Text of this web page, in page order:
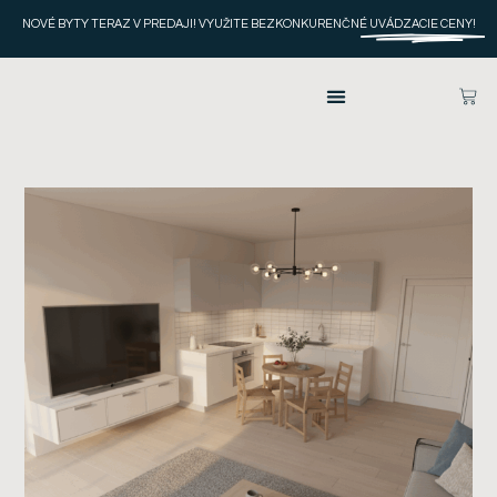
NOVÉ BYTY TERAZ V PREDAJI! VYUŽITE BEZKONKURENČNÉ UVÁDZACIE CENY!